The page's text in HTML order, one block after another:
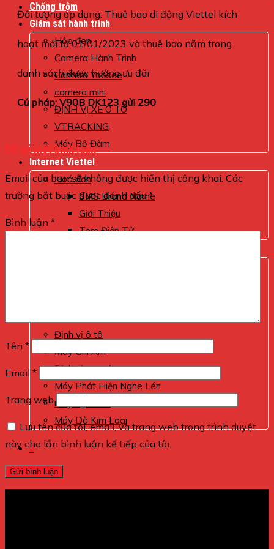
Chống trộm
Giám sát hành trình
Hộp đen
Camera Hành Trình
Camera Yoosee
camera mini
ĐỊNH VỊ XE Ô TÔ
VTRACKING
Máy Bộ Đàm
Internet Viettel
Hoá đơn
SMS Brand Name
Giới Thiệu
Tem Điện Tử
Định vị ô tô
Máy Ghi Âm
Định vị xe máy
Máy Phát Hiện Nghe Lén
máy nghe lén
Máy Dò Kim Loại
0
Giỏ hàng
Đối tượng áp dụng: Thuê bao di động Viettel kích
hoạt mới từ 01/01/2023 và thuê bao nằm trong
danh sách được hưởng ưu đãi
Cú pháp: V90B DK123 gửi 290
Để lại một bình luận
Email của bạn sẽ không được hiển thị công khai. Các
trường bắt buộc được đánh dấu*
Bình luận *
Tên *
Email *
Trang web
Lưu tên của tôi, email, và trang web trong trình duyệt
này cho lần bình luận kế tiếp của tôi.